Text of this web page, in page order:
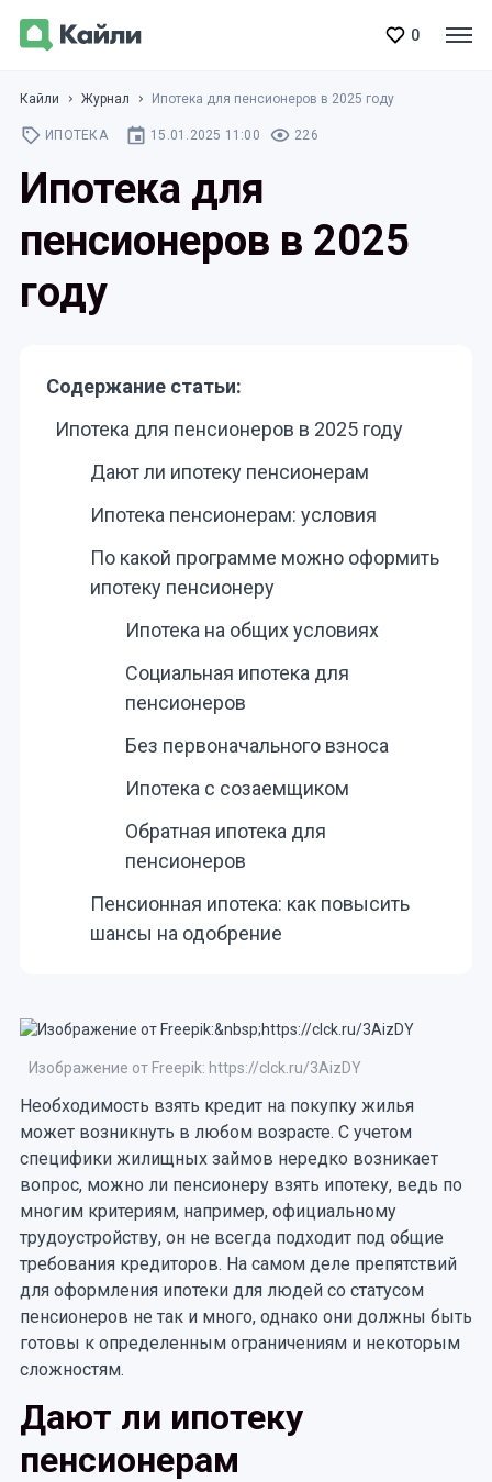
0
Кайли Журнал Ипотека для пенсионеров в 2025 году
ИПОТЕКА 15.01.2025 11:00 226
Ипотека для
пенсионеров в 2025
году
Содержание статьи:
Ипотека для пенсионеров в 2025 году
Дают ли ипотеку пенсионерам
Ипотека пенсионерам: условия
По какой программе можно оформить
ипотеку пенсионеру
Ипотека на общих условиях
Социальная ипотека для
пенсионеров
Без первоначального взноса
Ипотека с созаемщиком
Обратная ипотека для
пенсионеров
Пенсионная ипотека: как повысить
шансы на одобрение
Изображение от Freepik: https://clck.ru/3AizDY
Необходимость взять кредит на покупку жилья
может возникнуть в любом возрасте. С учетом
специфики жилищных займов нередко возникает
вопрос, можно ли пенсионеру взять ипотеку, ведь по
многим критериям, например, официальному
трудоустройству, он не всегда подходит под общие
требования кредиторов. На самом деле препятствий
для оформления ипотеки для людей со статусом
пенсионеров не так и много, однако они должны быть
готовы к определенным ограничениям и некоторым
сложностям.
Дают ли ипотеку
пенсионерам